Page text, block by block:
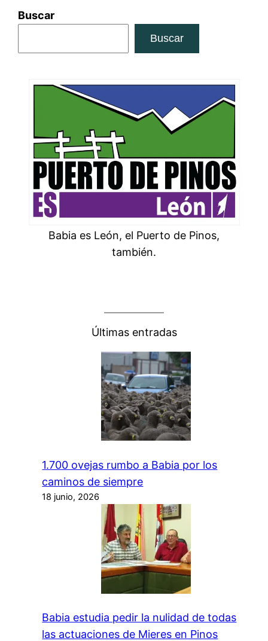
Buscar
Buscar
Babia es León, el Puerto de Pinos,
también.
Últimas entradas
1.700 ovejas rumbo a Babia por los
caminos de siempre
18 junio, 2026
Babia estudia pedir la nulidad de todas
las actuaciones de Mieres en Pinos